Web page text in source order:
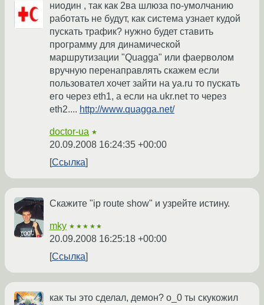
ниодин , так как 2ва шлюза по-умолчанию
работать не будут, как система узнает кудой
пускать трафик? нужно будет ставить
программу для динамической
маршрутизации "Quagga" или фаерволом
вручную перенаправлять скажем если
пользовател хочет зайти на ya.ru то пускать
его через eth1, а если на ukr.net то через
eth2.... http://www.quagga.net/
doctor-ua ★
20.09.2008 16:24:35 +00:00
Ссылка
Скажите "ip route show" и узрейте истину.
mky ★★★★★
20.09.2008 16:25:18 +00:00
Ссылка
как ты это сделал, демон? о_0 ты скукожил